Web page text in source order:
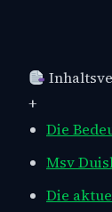
+
Die
Msv
Die